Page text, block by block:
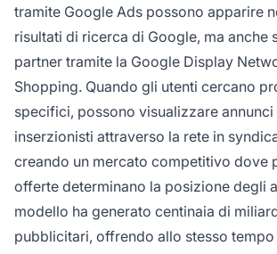
tramite Google Ads possono apparire
risultati di ricerca di Google, ma anche
partner tramite la Google Display
Shopping. Quando gli utenti cercano
specifici, possono visualizzare
inserzionisti attraverso la rete in
creando un mercato competitivo dove
offerte determinano la posizione degli
modello ha generato centinaia di
pubblicitari, offrendo allo stesso